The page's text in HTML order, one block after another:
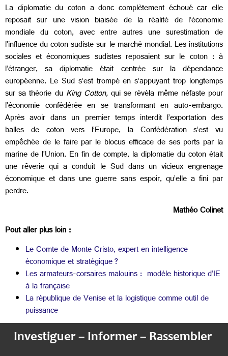
La diplomatie du coton a donc complètement échoué car elle
reposait sur une vision biaisée de la réalité de l’économie
mondiale du coton, avec entre autres une surestimation de
l’influence du coton sudiste sur le marché mondial. Les institutions
sociales et économiques sudistes reposaient sur le coton : à
l’étranger, sa diplomatie était centrée sur la dépendance
européenne. Le Sud s’est trompé en s’appuyant trop longtemps
sur sa théorie du King Cotton,qui se révéla même néfaste pour
l’économie confédérée en se transformant en auto-embargo.
Après avoir dans un premier temps interdit l’exportation des
balles de coton vers l’Europe, la Confédération s’est vu
empêchée de le faire par le blocus efficace de ses ports par la
marine de l’Union. En fin de compte, la diplomatie du coton était
une rêverie qui a conduit le Sud dans un vicieux engrenage
économique et dans une guerre sans espoir, qu’elle a fini par
perdre.
Mathéo Colinet
Pout aller plus loin :
Le Comte de Monte Cristo, expert en intelligence
économique et stratégique ?
Les armateurs-corsaires malouins : modèle historique d’IE
à la française
La république de Venise et la logistique comme outil de
puissance
Investiguer – Informer – Rassembler